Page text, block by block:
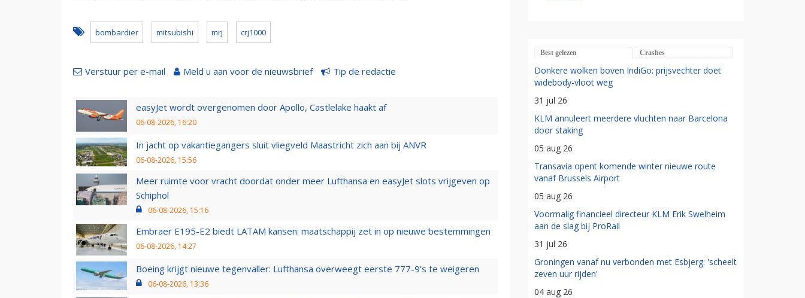
bombardier mitsubishi mrj crj1000
Verstuur per e-mail Meld u aan voor de nieuwsbrief Tip de redactie
easyJet wordt overgenomen door Apollo, Castlelake haakt af
06-08-2026, 16:20
In jacht op vakantiegangers sluit vliegveld Maastricht zich aan bij ANVR
06-08-2026, 15:56
Meer ruimte voor vracht doordat onder meer Lufthansa en easyJet slots vrijgeven op
Schiphol
06-08-2026, 15:16
Embraer E195-E2 biedt LATAM kansen: maatschappij zet in op nieuwe bestemmingen
06-08-2026, 14:27
Boeing krijgt nieuwe tegenvaller: Lufthansa overweegt eerste 777-9’s te weigeren
06-08-2026, 13:36
Best gelezen Crashes
Donkere wolken boven IndiGo: prijsvechter doet
widebody-vloot weg
31 jul 26
KLM annuleert meerdere vluchten naar Barcelona
door staking
05 aug 26
Transavia opent komende winter nieuwe route
vanaf Brussels Airport
05 aug 26
Voormalig financieel directeur KLM Erik Swelheim
aan de slag bij ProRail
31 jul 26
Groningen vanaf nu verbonden met Esbjerg: 'scheelt
zeven uur rijden'
04 aug 26